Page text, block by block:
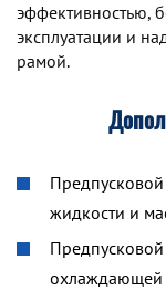
эффективностью,
эксплуатации и
рамой.
жидкости и